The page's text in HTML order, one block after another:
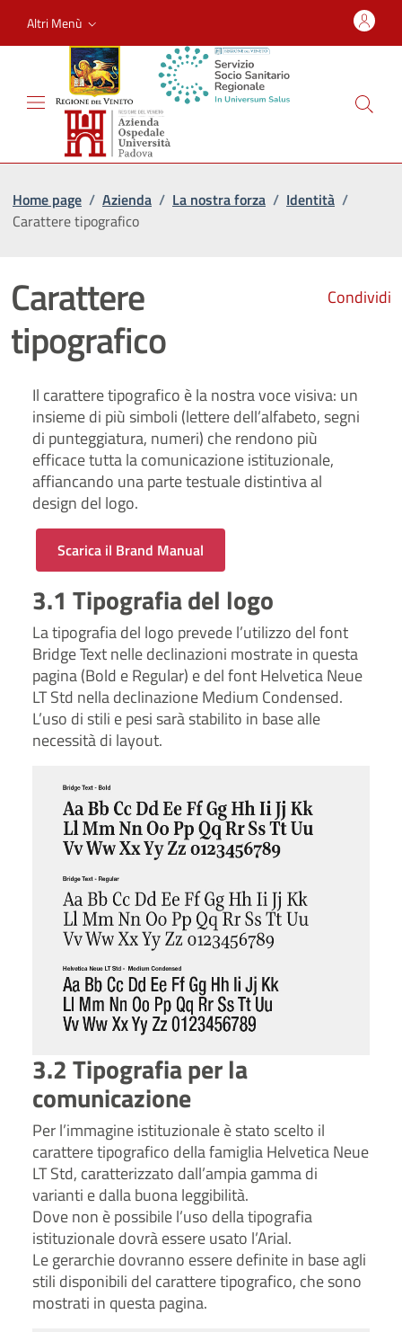
Altri Menù
Home page / Azienda / La nostra forza / Identità /
Carattere tipografico
Condividi
Carattere
tipografico
Il carattere tipografico è la nostra voce visiva: un
insieme di più simboli (lettere dell’alfabeto, segni
di punteggiatura, numeri) che rendono più
efficace tutta la comunicazione istituzionale,
affiancando una parte testuale distintiva al
design del logo.
Scarica il Brand Manual
3.1 Tipografia del logo
La tipografia del logo prevede l’utilizzo del font
Bridge Text nelle declinazioni mostrate in questa
pagina (Bold e Regular) e del font Helvetica Neue
LT Std nella declinazione Medium Condensed.
L’uso di stili e pesi sarà stabilito in base alle
necessità di layout.
3.2 Tipografia per la
comunicazione
Per l’immagine istituzionale è stato scelto il
carattere tipografico della famiglia Helvetica Neue
LT Std, caratterizzato dall’ampia gamma di
varianti e dalla buona leggibilità.
Dove non è possibile l’uso della tipografia
istituzionale dovrà essere usato l’Arial.
Le gerarchie dovranno essere definite in base agli
stili disponibili del carattere tipografico, che sono
mostrati in questa pagina.